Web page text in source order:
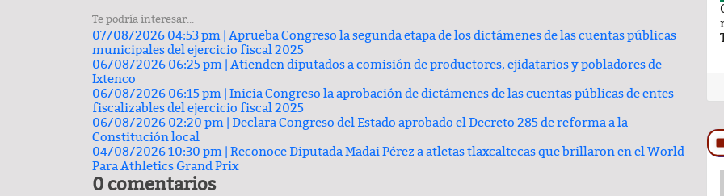
Te podría interesar...
07/08/2026 04:53 pm | Aprueba Congreso la segunda etapa de los dictámenes de las cuentas públicas
municipales del ejercicio fiscal 2025
06/08/2026 06:25 pm | Atienden diputados a comisión de productores, ejidatarios y pobladores de
Ixtenco
06/08/2026 06:15 pm | Inicia Congreso la aprobación de dictámenes de las cuentas públicas de entes
fiscalizables del ejercicio fiscal 2025
06/08/2026 02:20 pm | Declara Congreso del Estado aprobado el Decreto 285 de reforma a la
Constitución local
04/08/2026 10:30 pm | Reconoce Diputada Madai Pérez a atletas tlaxcaltecas que brillaron en el World
Para Athletics Grand Prix
0 comentarios